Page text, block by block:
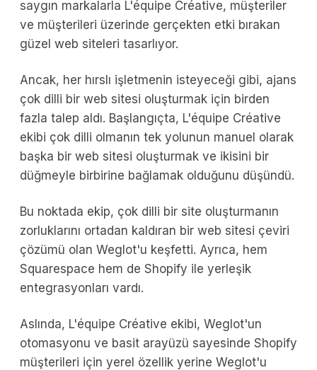
saygın markalarla L'équipe Créative, müşteriler
ve müşterileri üzerinde gerçekten etki bırakan
güzel web siteleri tasarlıyor.
Ancak, her hırslı işletmenin isteyeceği gibi, ajans
çok dilli bir web sitesi oluşturmak için birden
fazla talep aldı. Başlangıçta, L'équipe Créative
ekibi çok dilli olmanın tek yolunun manuel olarak
başka bir web sitesi oluşturmak ve ikisini bir
düğmeyle birbirine bağlamak olduğunu düşündü.
Bu noktada ekip, çok dilli bir site oluşturmanın
zorluklarını ortadan kaldıran bir web sitesi çeviri
çözümü olan Weglot'u keşfetti. Ayrıca, hem
Squarespace hem de Shopify ile yerleşik
entegrasyonları vardı.
Aslında, L'équipe Créative ekibi, Weglot'un
otomasyonu ve basit arayüzü sayesinde Shopify
müşterileri için yerel özellik yerine Weglot'u